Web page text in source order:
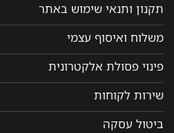
תקנון ותנאי שימוש באתר
משלוח ואיסוף עצמי
פינוי פסולת אלקטרונית
שירות לקוחות
ביטול עסקה